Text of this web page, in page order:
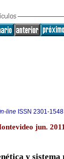
line ISSN 2301-1548
jun. 2011
y sistema